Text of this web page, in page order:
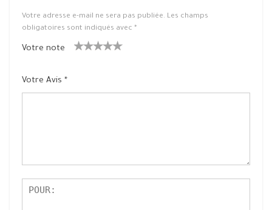
Votre adresse e-mail ne sera pas publiée. Les champs
obligatoires sont indiqués avec *
Votre note
oil
sur
Votre Avis *